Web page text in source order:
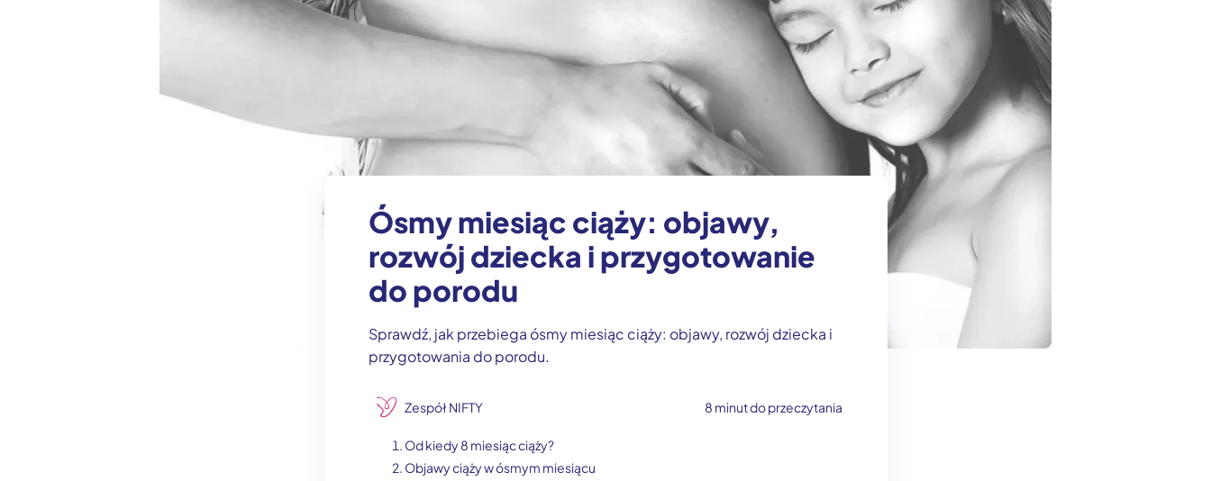
Ósmy miesiąc ciąży: objawy,
rozwój dziecka i przygotowanie
do porodu
Sprawdź, jak przebiega ósmy miesiąc ciąży: objawy, rozwój dziecka i
przygotowania do porodu.
Zespół NIFTY 8 minut do przeczytania
Od kiedy 8 miesiąc ciąży?
Objawy ciąży w ósmym miesiącu